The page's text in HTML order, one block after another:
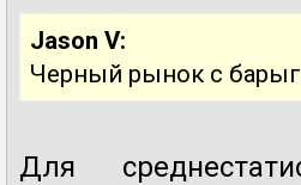
Jason V:
Черный рынок с
Для